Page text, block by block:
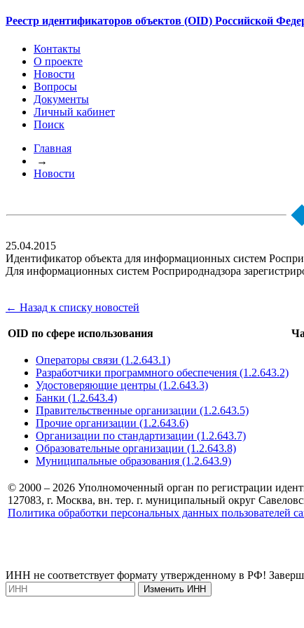
Реестр идентификаторов объектов (OID) Российской
Контакты
О проекте
Новости
Вопросы
Документы
Личный кабинет
Поиск
Главная
→
Новости
25.04.2015
Идентификатор объекта для информационных систем
Для информационных систем Росприроднадзора
← Назад к списку новостей
OID по сфере использования
Операторы связи (1.2.643.1)
Разработчики программного обеспечения (1.2.643.2)
Удостоверяющие центры (1.2.643.3)
Банки (1.2.643.4)
Правительственные организации (1.2.643.5)
Прочие организации (1.2.643.6)
Организации по стандартизации (1.2.643.7)
Образовательные организации (1.2.643.8)
Муниципальные образования (1.2.643.9)
© 2000 – 2026 Уполномоченный орган по регистрации
127083, г. Москва, вн. тер. г. муниципальный округ
Политика обработки персональных данных пользователей
ИНН не соответствует формату утвержденному в РФ!
Изменить ИНН